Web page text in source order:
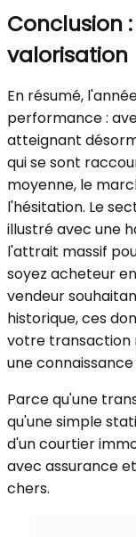
Conclusion
valorisation
En résumé,
performance :
atteignant
qui se sont
moyenne, le
l'hésitation. Le
illustré avec une
l'attrait massif
soyez acheteur
vendeur
historique, ces
votre transaction
une
Parce qu'une
qu'une simple
d'un courtier
avec assurance
chers.